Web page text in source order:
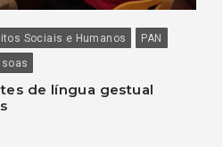
Sociais e Humanos
PAN
de língua gestual